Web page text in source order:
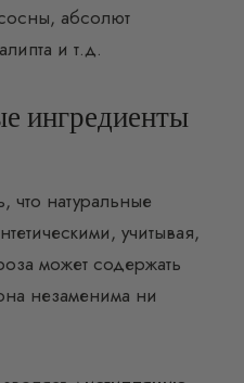
абсолют
и т.д.
ингредиенты
что натуральные
учитывая,
может содержать
незаменима ни